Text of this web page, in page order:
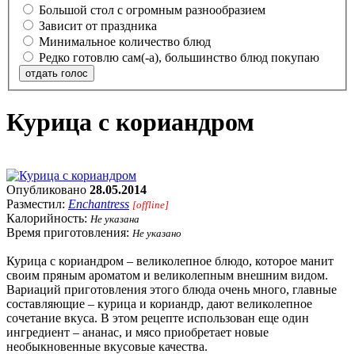
Большой стол с огромным разнообразием
Зависит от праздника
Минимальное количество блюд
Редко готовлю сам(-а), большинство блюд покупаю
отдать голос
Курица с кориандром
Опубликовано 28.05.2014
Разместил: Enchantress [offline]
Калорийность: Не указана
Время приготовления: Не указано
Курица с кориандром – великолепное блюдо, которое манит
своим пряным ароматом и великолепным внешним видом.
Вариаций приготовления этого блюда очень много, главные
составляющие – курица и кориандр, дают великолепное
сочетание вкуса. В этом рецепте использован еще один
ингредиент – ананас, и мясо приобретает новые
необыкновенные вкусовые качества.